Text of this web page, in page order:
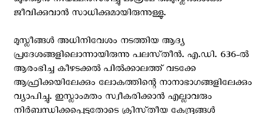
ജീവിക്കുവാൻ സാധിക്കുമായിരുന്നുള്ളു.
മുസ്ലീങ്ങൾ അധിനിവേശം നടത്തിയ ആദ്യ
പ്രദേശങ്ങളിലൊന്നായിരുന്നു പലസ്‌തീൻ. എ.ഡി. 636-ൽ
ആരംഭിച്ച കീഴടക്കൽ പിൽക്കാലത്ത് വടക്കേ
ആഫ്രിക്കയിലേക്കും ലോകത്തിന്റെ നാനാഭാഗങ്ങളിലേക്കും
വ്യാപിച്ചു. ഇസ്ലാംമതം സ്വീകരിക്കാൻ എല്ലാവരും